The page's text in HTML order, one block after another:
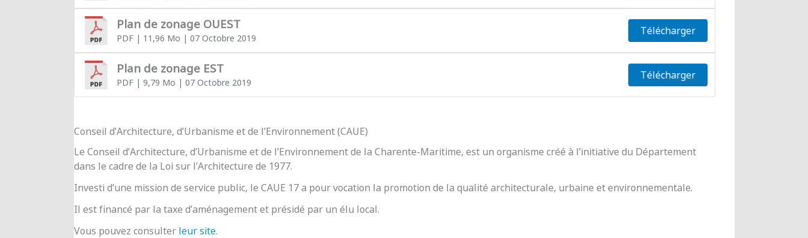
Plan de zonage OUEST
PDF| 11,96 Mo | 07 Octobre 2019
Télécharger
Plan de zonage EST
PDF| 9,79 Mo | 07 Octobre 2019
Télécharger
Conseil d’Architecture, d’Urbanisme et de l’Environnement (CAUE)
Le Conseil d’Architecture, d’Urbanisme et de l’Environnement de la Charente-Maritime, est un organisme créé à l’initiative du Département
dans le cadre de la Loi sur l’Architecture de 1977.
Investi d’une mission de service public, le CAUE 17 a pour vocation la promotion de la qualité architecturale, urbaine et environnementale.
Il est financé par la taxe d’aménagement et présidé par un élu local.
Vous pouvez consulter leur site.